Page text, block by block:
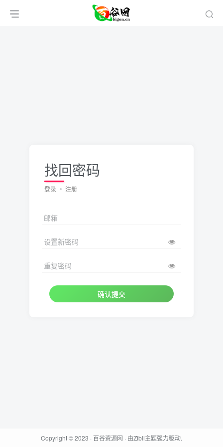
找回密码
登录 注册
邮箱
设置新密码
重复密码
确认提交
Copyright © 2023 ·百谷资源网 · 由Zibll主题强力驱动.